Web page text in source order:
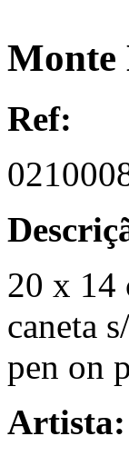
Monte
Ref:
20 x 14
caneta
pen on
Artista: